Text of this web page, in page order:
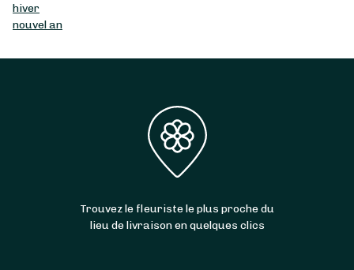
hiver
nouvel an
Trouvez le fleuriste le plus proche du
lieu de livraison en quelques clics